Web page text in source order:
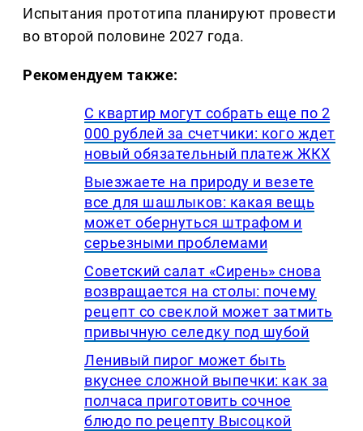
Испытания прототипа планируют провести
во второй половине 2027 года.
Рекомендуем также:
С квартир могут собрать еще по 2
000 рублей за счетчики: кого ждет
новый обязательный платеж ЖКХ
Выезжаете на природу и везете
все для шашлыков: какая вещь
может обернуться штрафом и
серьезными проблемами
Советский салат «Сирень» снова
возвращается на столы: почему
рецепт со свеклой может затмить
привычную селедку под шубой
Ленивый пирог может быть
вкуснее сложной выпечки: как за
полчаса приготовить сочное
блюдо по рецепту Высоцкой